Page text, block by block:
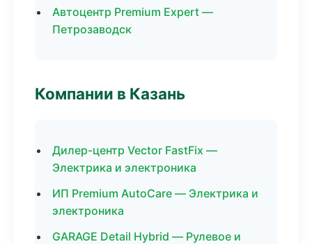
Автоцентр Premium Expert —
Петрозаводск
Компании в Казань
Дилер-центр Vector FastFix —
Электрика и электроника
ИП Premium AutoCare — Электрика и
электроника
GARAGE Detail Hybrid — Рулевое и